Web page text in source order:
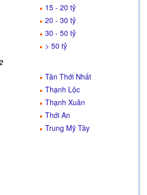
15 - 20 tỷ
20 - 30 tỷ
30 - 50 tỷ
> 50 tỷ
Tân Thới Nhất
Thạnh Lộc
Thạnh Xuân
Thới An
Trung Mỹ Tây